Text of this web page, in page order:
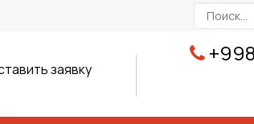
заявку